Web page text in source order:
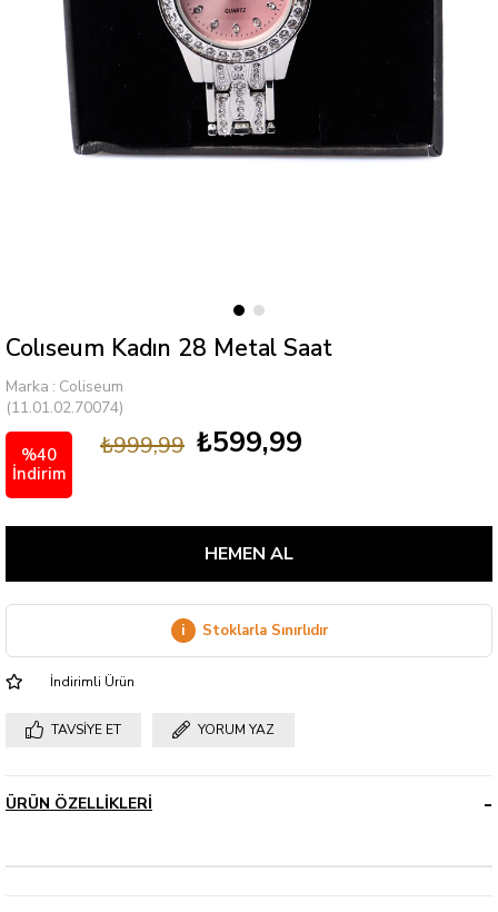
Colıseum Kadın 28 Metal Saat
Marka : Coliseum
(11.01.02.70074)
%40
İndirim
₺999,99 ₺599,99
i Stoklarla Sınırlıdır
İndirimli Ürün
TAVSIYE ET YORUM YAZ
ÜRÜN ÖZELLIKLERI